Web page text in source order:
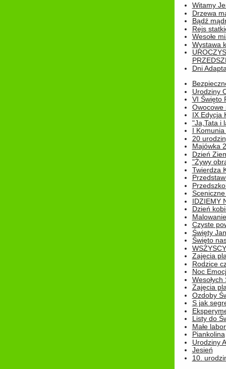
Witamy
Drzewa
Bądź
Rejs
Wesołe
Wystawa
Dni
Urodziny
VI Święto
Owocowe
IX Edycja
"Ja,Tata i
I
20
Majówka
Dzień
"Żywy
Twierdza
IDZIEMY
Dzień
Czyste
Święty
Święto
Zajęcia
Rodzice
Noc
Wesołych
Zajęcia
Ozdoby
S jak
Listy do
Małe
Piankolina
Urodziny
Jesień
10.